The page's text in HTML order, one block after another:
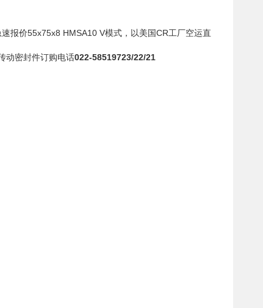
报价55x75x8 HMSA10 V模式，以美国CR工厂空运直
动密封件订购电话022-58519723/22/21